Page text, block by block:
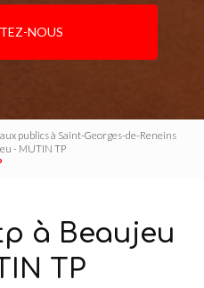
NOUS
publics à Saint-Georges-de-Reneins
- MUTIN TP
à Beaujeu
TP